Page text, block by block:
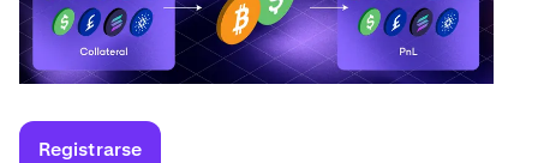
Registrarse